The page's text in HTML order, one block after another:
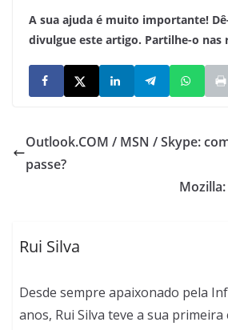
A sua ajuda é muito importante!
divulgue este artigo. Partilhe-o nas
Outlook.COM / MSN / Skype:
passe?
Rui Silva
Desde sempre apaixonado pela
anos, Rui Silva teve a sua